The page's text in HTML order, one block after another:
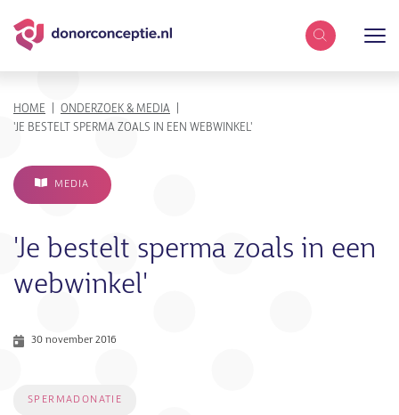
Zoekterm
KRUIMELPAD
HOME
ONDERZOEK & MEDIA
'JE BESTELT SPERMA ZOALS IN EEN WEBWINKEL'
MEDIA
'Je bestelt sperma zoals in een
webwinkel'
30 november 2016
SPERMADONATIE